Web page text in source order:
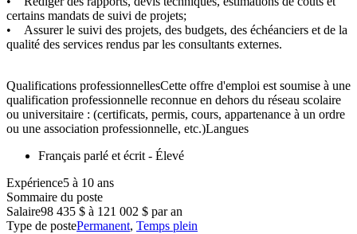
certains mandats de suivi de projets;
• Assurer le suivi des projets, des budgets, des échéanciers et de la
qualité des services rendus par les consultants externes.
Qualifications professionnellesCette offre d'emploi est soumise à une
qualification professionnelle reconnue en dehors du réseau scolaire
ou universitaire : (certificats, permis, cours, appartenance à un ordre
ou une association professionnelle, etc.)Langues
Français parlé et écrit - Élevé
Expérience5 à 10 ans
Sommaire du poste
Salaire98 435 $ à 121 002 $ par an
Type de postePermanent, Temps plein